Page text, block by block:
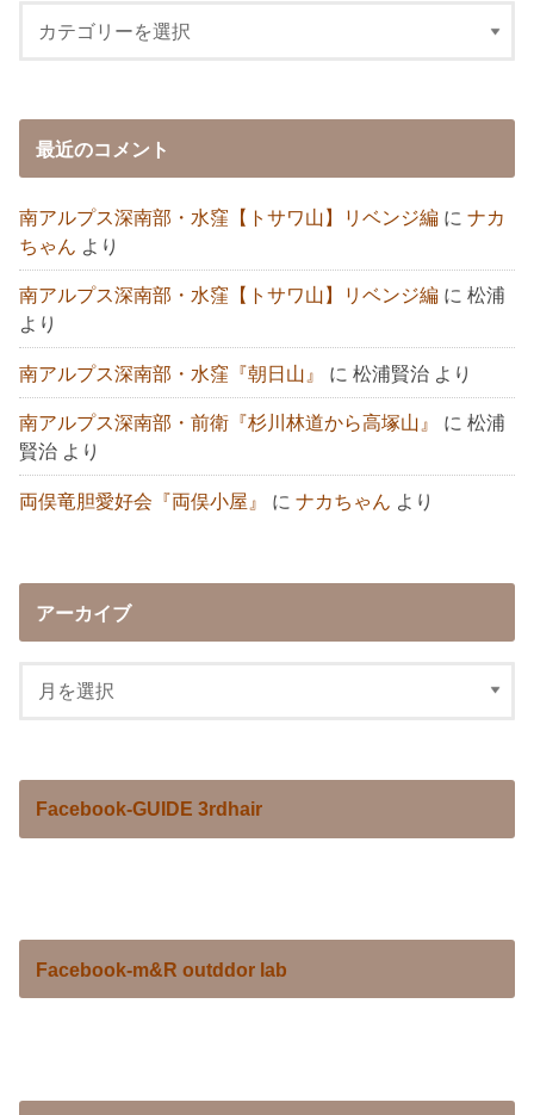
最近のコメント
南アルプス深南部・水窪【トサワ山】リベンジ編 にナカ
ちゃん より
南アルプス深南部・水窪【トサワ山】リベンジ編 に松浦
より
南アルプス深南部・水窪『朝日山』 に松浦賢治 より
南アルプス深南部・前衛『杉川林道から高塚山』 に松浦
賢治 より
両俣竜胆愛好会『両俣小屋』 にナカちゃん より
アーカイブ
Facebook-GUIDE 3rdhair
Facebook-m&R outddor lab